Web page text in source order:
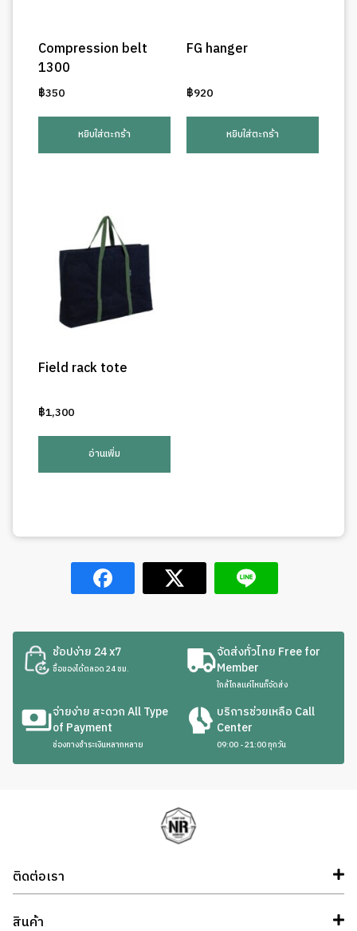
Compression belt
1300
฿350
หยิบใส่ตะกร้า
FG hanger
฿920
หยิบใส่ตะกร้า
Field rack tote
฿1,300
อ่านเพิ่ม
ช้อปง่าย 24 x7
ซื้อของได้ตลอด 24 ชม.
จัดส่งทั่วไทย Free for
Member
ใกล้ไกลแค่ไหนก็จัดส่ง
จ่ายง่าย สะดวก All Type
of Payment
ช่องทางชำระเงินหลากหลาย
บริการช่วยเหลือ Call
Center
09:00 - 21:00 ทุกวัน
ติดต่อเรา
สินค้า